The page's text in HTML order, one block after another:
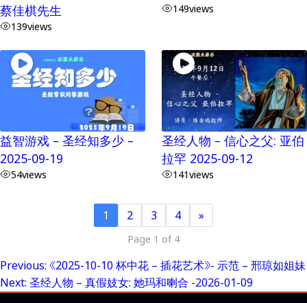
蔡佳棋先生
139views
149views
益智游戏 – 圣经知多少 –
2025-09-19
54views
圣经人物 – 信心之父: 亚伯
拉罕 2025-09-12
141views
1 2 3 4 »
Page 1 of 4
Post
Previous: 《2025-10-10 杯中花 – 插花艺术》- 示范 – 邢琼如姐妹
Next: 圣经人物 – 真假妓女: 她玛和喇合 -2026-01-09